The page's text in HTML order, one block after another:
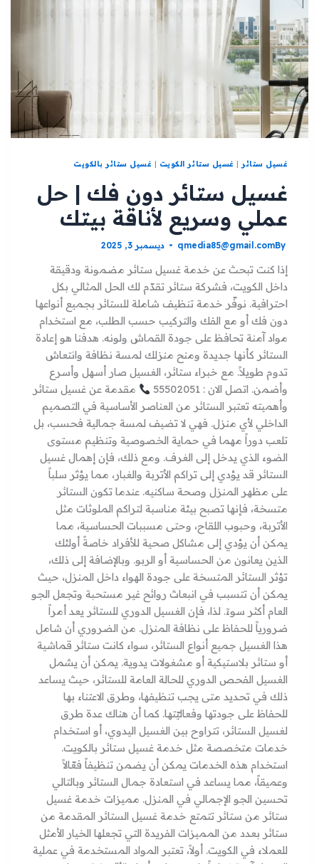
غسيل ستائر|غسيل ستائر الكويت|غسيل ستائر بالكويت
غسيل ستائر دون فك | حل
عملي وسريع لأناقة بيتك
By
qmedia85@gmail.com ديسمبر 3, 2025
إذا كنت تبحث عن خدمة غسيل ستائر مضمونة ودقيقة
داخل الكويت، فشركة ستائر تقدّم لك الحل المثالي بكل
احترافية. نوفّر خدمة تنظيف شاملة للستائر بجميع أنواعها
دون فك أو مع الفك والتركيب حسب الطلب، مع استخدام
مواد آمنة تحافظ على جودة القماش ولونه. هدفنا هو إعادة
الستائر كأنها جديدة ومنح منزلك لمسة نظافة وانتعاش
تدوم طويلاً. مع خبراء ستائر، الغسيل صار أسهل وأسرع
وأضمن. اتصل الان : 55502051
مقدمة عن غسيل ستائر
وأهميته تعتبر الستائر من العناصر الأساسية في التصميم
الداخلي لأي منزل. فهي لا تضيف لمسة جمالية فحسب، بل
تلعب دوراً مهما في حماية الخصوصية وتنظيم مستوى
الضوء الذي يدخل إلى الغرف. ومع ذلك، فإن إهمال غسيل
الستائر قد يؤدي إلى تراكم الأتربة والغبار، مما يؤثر سلباً
على مظهر المنزل وصحة ساكنيه. عندما تكون الستائر
متسخة، فإنها تصبح بيئة مناسبة لتراكم الملوثات مثل
الأتربة، وحبوب اللقاح، وحتى مسببات الحساسية، مما
يمكن أن يؤدي إلى مشاكل صحية للأفراد خاصةً أولئك
الذين يعانون من الحساسية أو الربو. وبالإضافة إلى ذلك،
تؤثر الستائر المتسخة على جودة الهواء داخل المنزل، حيث
يمكن أن تتسبب في انبعاث روائح غير مستحبة وتجعل الجو
العام أكثر سوءً. لذا، فإن الغسيل الدوري للستائر يعد أمراً
ضرورياً للحفاظ على نظافة المنزل. من الضروري أن شامل
هذا الغسيل جميع أنواع الستائر، سواء كانت ستائر قماشية
أو ستائر بلاستيكية أو مشغولات يدوية. يمكن أن يشمل
الغسيل الفحص الدوري للحالة العامة للستائر، حيث يساعد
ذلك في تحديد متى يجب تنظيفها، وطرق الاعتناء بها
للحفاظ على جودتها وفعاليّتها. كما أن هناك عدة طرق
لغسيل الستائر، تتراوح بين الغسيل اليدوي، أو استخدام
خدمات متخصصة مثل خدمة غسيل ستائر بالكويت.
استخدام هذه الخدمات يمكن أن يضمن تنظيفاً فعّالاً
وعميقاً، مما يساعد في استعادة جمال الستائر وبالتالي
تحسين الجو الإجمالي في المنزل. مميزات خدمة غسيل
ستائر من ستائر تتمتع خدمة غسيل الستائر المقدمة من
ستائر بعدد من المميزات الفريدة التي تجعلها الخيار الأمثل
للعملاء في الكويت. أولاً، تعتبر المواد المستخدمة في عملية